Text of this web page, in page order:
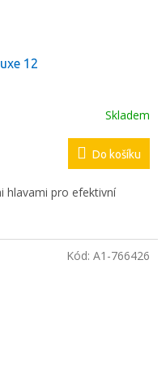
12
Skladem
Do košíku
hlavami pro efektivní
Kód: A1-766426